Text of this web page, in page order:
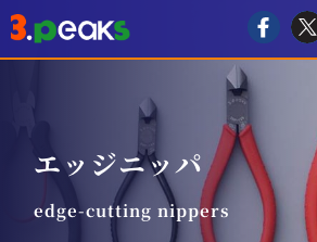
エッジニッパ
edge-cutting nippers